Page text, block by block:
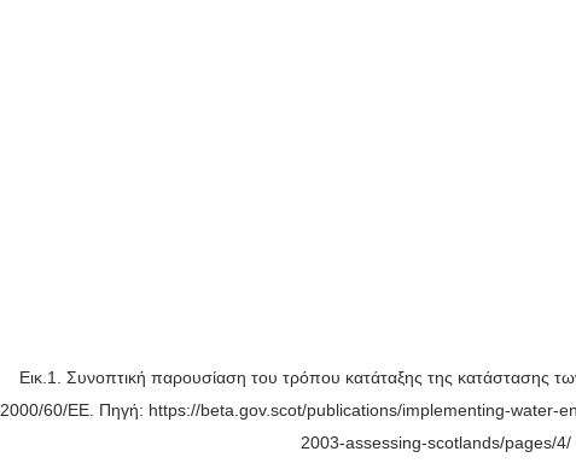
Εικ.1. Συνοπτική παρουσίαση του τρόπου κατάταξης της κατάστασης
2000/60/ΕΕ. Πηγή: https://beta.gov.scot/publications/implementing-water-
2003-assessing-scotlands/pages/4/